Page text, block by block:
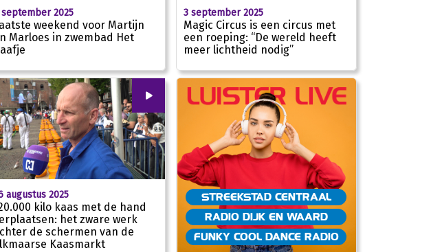
2025
weekend voor Martijn
Marloes in zwembad Het
3 september 2025
Magic Circus is een circus met
een roeping: “De wereld heeft
meer lichtheid nodig”
00:00
augustus 2025
kilo kaas met de hand
het zware werk
de schermen van de
Kaasmarkt
STREEKSTAD CENTRAAL
RADIO DIJK EN WAARD
FUNKY COOL DANCE RADIO